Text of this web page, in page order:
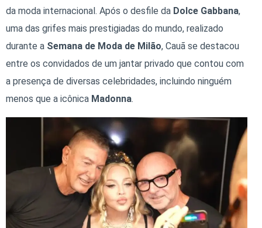
da moda internacional. Após o desfile da Dolce Gabbana,
uma das grifes mais prestigiadas do mundo, realizado
durante a Semana de Moda de Milão, Cauã se destacou
entre os convidados de um jantar privado que contou com
a presença de diversas celebridades, incluindo ninguém
menos que a icônica Madonna.